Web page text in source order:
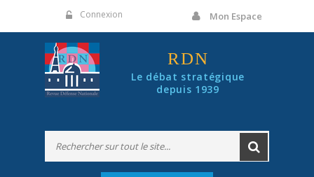
Connexion Mon Espace
RDN
Le débat stratégique
depuis 1939